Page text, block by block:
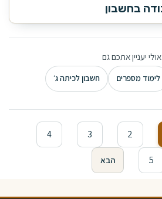
אולי יעניין אתכם גם
לימוד מספרים חשבון לכיתה ג׳
2
3
4
5 הבא